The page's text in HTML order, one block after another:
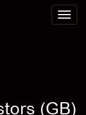
Toggle
(GB)